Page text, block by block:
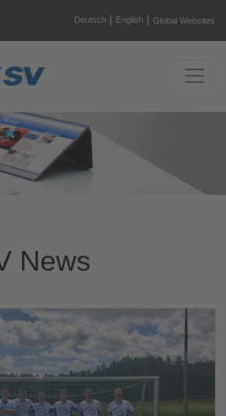
Deutsch | English | Global Websites
News